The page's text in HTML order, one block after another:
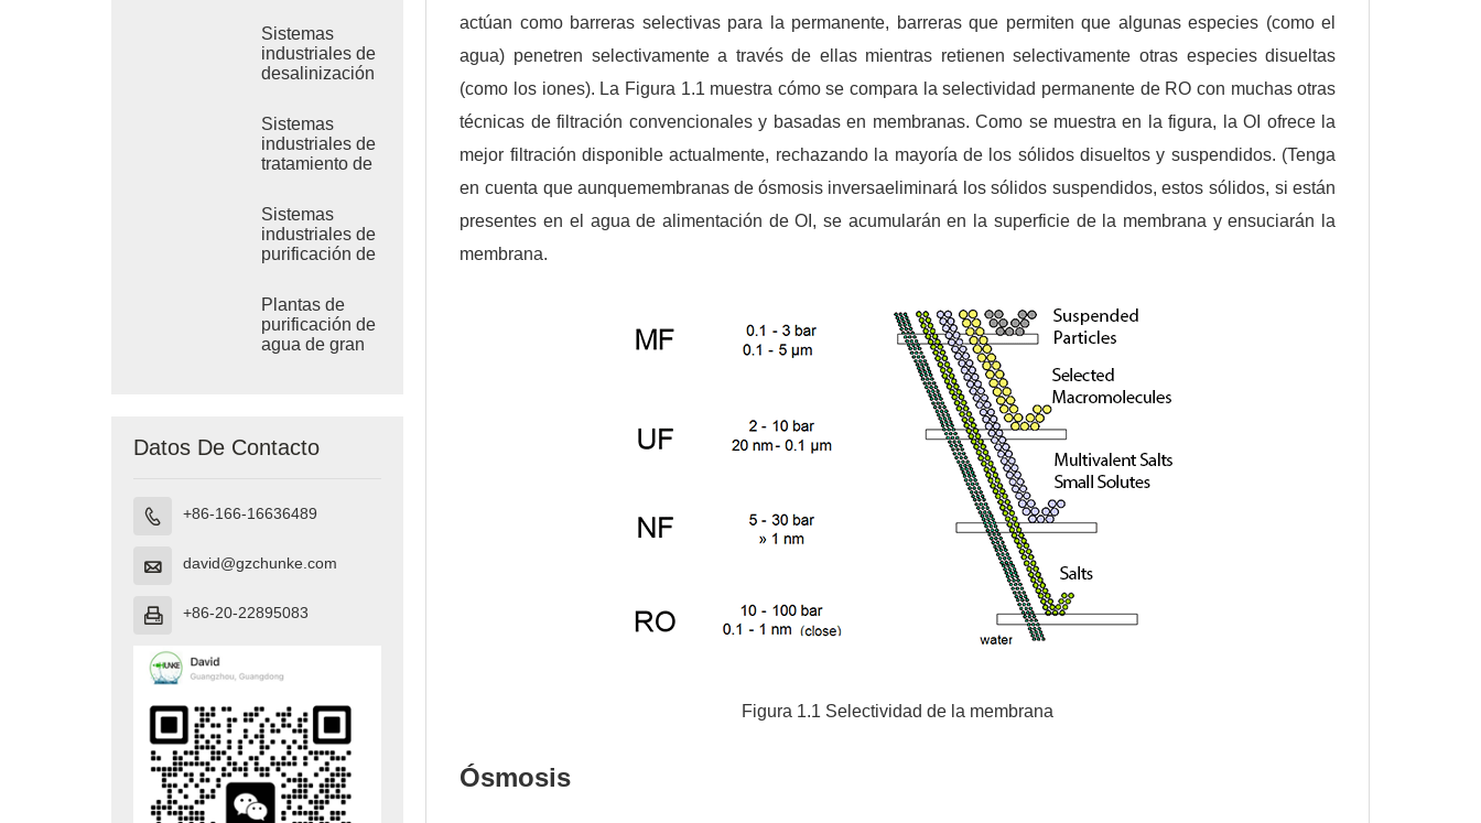
Sistemas
industriales de
desalinización
agua de mar
Sistemas
industriales de
tratamiento de
inversa de
agua salobre
Sistemas
industriales de
purificación de
ósmosis
inversa
Plantas de
purificación de
agua de gran
Datos De Contacto
 +86-166-16636489
 david@gzchunke.com
 +86-20-22895083
actúan como barreras selectivas para la permanente, barreras que permiten que algunas especies (como el
agua) penetren selectivamente a través de ellas mientras retienen selectivamente otras especies disueltas
(como los iones). La Figura 1.1 muestra cómo se compara la selectividad permanente de RO con muchas otras
técnicas de filtración convencionales y basadas en membranas. Como se muestra en la figura, la OI ofrece la
mejor filtración disponible actualmente, rechazando la mayoría de los sólidos disueltos y suspendidos. (Tenga
en cuenta que aunquemembranas de ósmosis inversaeliminará los sólidos suspendidos, estos sólidos, si están
presentes en el agua de alimentación de OI, se acumularán en la superficie de la membrana y ensuciarán la
membrana.
Figura 1.1 Selectividad de la membrana
Ósmosis